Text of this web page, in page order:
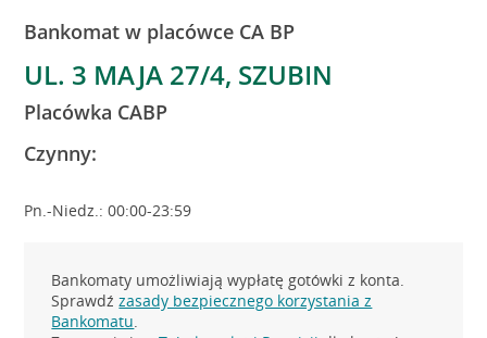
Bankomat w placówce CA BP
UL. 3 MAJA 27/4, SZUBIN
Placówka CABP
Czynny:
Pn.-Niedz.: 00:00-23:59
Bankomaty umożliwiają wypłatę gotówki z konta.
Sprawdźzasady bezpiecznego korzystania z
Bankomatu.